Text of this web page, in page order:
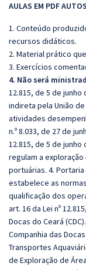
AULAS EM PDF
1. Conteúdo
recursos didáticos.
2. Material prático
3. Exercícios
4. Não será
12.815, de 5 de
indireta pela União
atividades
n.º 8.033, de 27 de
12.815, de 5 de
regulam a
portuárias. 4. Portaria
estabelece as
qualificação dos
art. 16 da Lei nº
Docas do Ceará
Companhia das
Transportes
de Exploração de